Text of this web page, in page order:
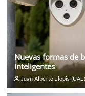
Nuevas formas de
inteligentes
Juan Alberto Llopis (UAL)